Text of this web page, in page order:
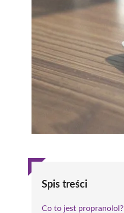
Spis treści
Co to jest propranolol?